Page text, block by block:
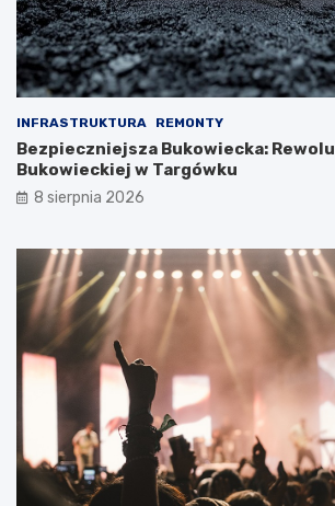
INFRASTRUKTURA REMONTY
Bezpieczniejsza Bukowiecka:
Bukowieckiej w Targówku
8 sierpnia 2026